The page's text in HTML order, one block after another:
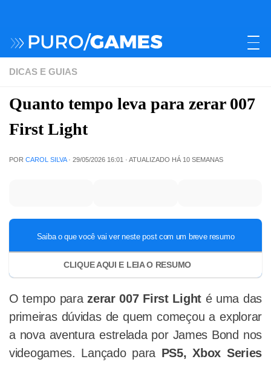
DICAS E GUIAS
Quanto tempo leva para zerar 007
First Light
POR CAROL SILVA · 29/05/2026 16:01 · ATUALIZADO HÁ 10 SEMANAS
O tempo parazerar 007 First Lighté uma das
primeiras dúvidas de quem começou a explorar
a nova aventura estrelada por James Bond nos
videogames. Lançado para PS5, Xbox Series